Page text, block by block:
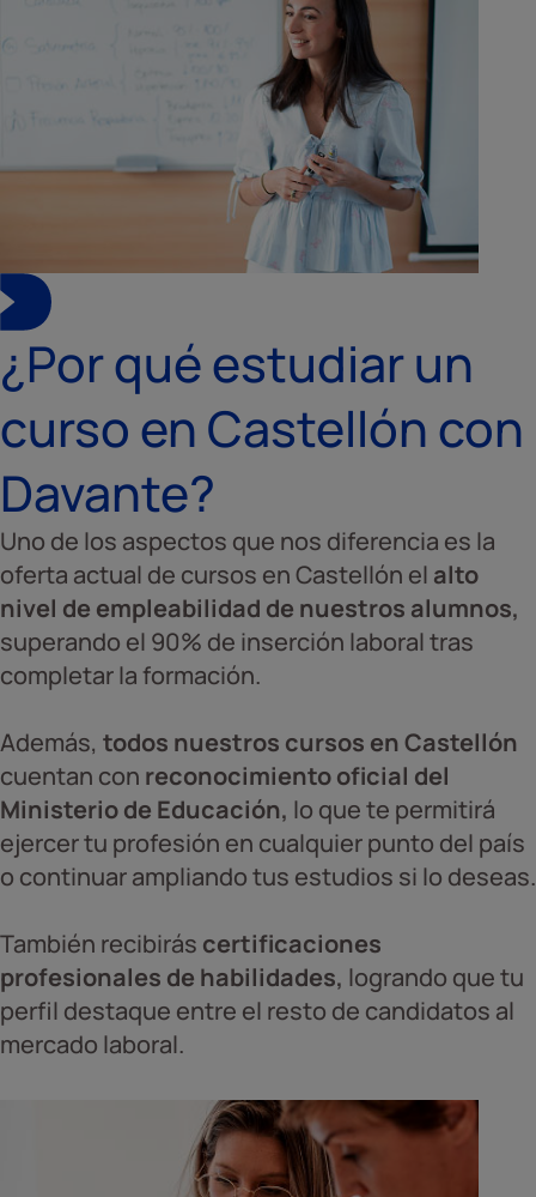
¿Por qué estudiar un
curso en Castellón con
Davante?
Uno de los aspectos que nos diferencia es la
oferta actual de cursos en Castellón el alto
nivel de empleabilidad de nuestros alumnos,
superando el 90% de inserción laboral tras
completar la formación.
Además, todos nuestros cursos en Castellón
cuentan con reconocimiento oficial del
Ministerio de Educación, lo que te permitirá
ejercer tu profesión en cualquier punto del país
o continuar ampliando tus estudios si lo deseas.
También recibirás certificaciones
profesionales de habilidades, logrando que tu
perfil destaque entre el resto de candidatos al
mercado laboral.